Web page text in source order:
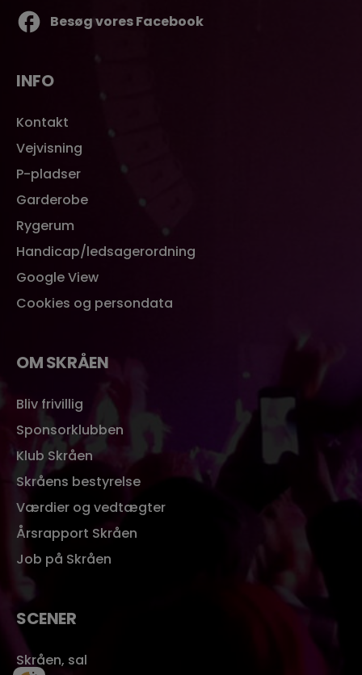
Besøg vores Facebook
INFO
Kontakt
Vejvisning
P-pladser
Garderobe
Rygerum
Handicap/ledsagerordning
Google View
Cookies og persondata
OM SKRÅEN
Bliv frivillig
Sponsorklubben
Klub Skråen
Skråens bestyrelse
Værdier og vedtægter
Årsrapport Skråen
Job på Skråen
SCENER
Skråen, sal